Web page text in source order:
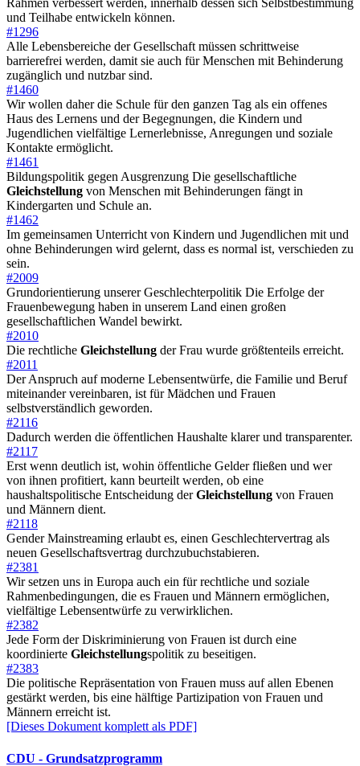
Rahmen verbessert werden, innerhalb dessen sich Selbstbestimmung
und Teilhabe entwickeln können.
#1296
Alle Lebensbereiche der Gesellschaft müssen schrittweise
barrierefrei werden, damit sie auch für Menschen mit Behinderung
zugänglich und nutzbar sind.
#1460
Wir wollen daher die Schule für den ganzen Tag als ein offenes
Haus des Lernens und der Begegnungen, die Kindern und
Jugendlichen vielfältige Lernerlebnisse, Anregungen und soziale
Kontakte ermöglicht.
#1461
Bildungspolitik gegen Ausgrenzung Die gesellschaftliche
Gleichstellung von Menschen mit Behinderungen fängt in
Kindergarten und Schule an.
#1462
Im gemeinsamen Unterricht von Kindern und Jugendlichen mit und
ohne Behinderungen wird gelernt, dass es normal ist, verschieden zu
sein.
#2009
Grundorientierung unserer Geschlechterpolitik Die Erfolge der
Frauenbewegung haben in unserem Land einen großen
gesellschaftlichen Wandel bewirkt.
#2010
Die rechtliche Gleichstellung der Frau wurde größtenteils erreicht.
#2011
Der Anspruch auf moderne Lebensentwürfe, die Familie und Beruf
miteinander vereinbaren, ist für Mädchen und Frauen
selbstverständlich geworden.
#2116
Dadurch werden die öffentlichen Haushalte klarer und transparenter.
#2117
Erst wenn deutlich ist, wohin öffentliche Gelder fließen und wer
von ihnen profitiert, kann beurteilt werden, ob eine
haushaltspolitische Entscheidung derGleichstellung von Frauen
und Männern dient.
#2118
Gender Mainstreaming erlaubt es, einen Geschlechtervertrag als
neuen Gesellschaftsvertrag durchzubuchstabieren.
#2381
Wir setzen uns in Europa auch ein für rechtliche und soziale
Rahmenbedingungen, die es Frauen und Männern ermöglichen,
vielfältige Lebensentwürfe zu verwirklichen.
#2382
Jede Form der Diskriminierung von Frauen ist durch eine
koordinierte Gleichstellungspolitik zu beseitigen.
#2383
Die politische Repräsentation von Frauen muss auf allen Ebenen
gestärkt werden, bis eine hälftige Partizipation von Frauen und
Männern erreicht ist.
[Dieses Dokument komplett als PDF]
CDU - Grundsatzprogramm